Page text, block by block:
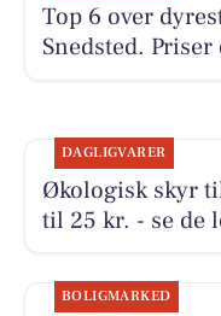
Top 6 over
Snedsted.
DAGLIGVARER
Økologisk skyr
til 25 kr. - se de
BOLIGMARKED